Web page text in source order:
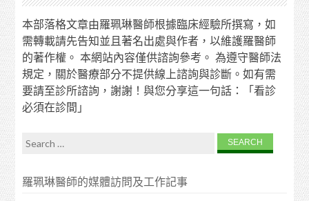
本部落格文章由羅珮琳醫師根據臨床經驗所撰寫，如
需轉載請先告知並且著名出處與作者，以維護羅醫師
的著作權。 本網站內容僅供諮詢參考。 為遵守醫師法
規定，關於醫療部分不提供線上諮詢與診斷。如有需
要請至診所諮詢，謝謝！與您分享這一句話：「看診
必須在診間」
Search for:
羅珮琳醫師的媒體訪問及工作記事